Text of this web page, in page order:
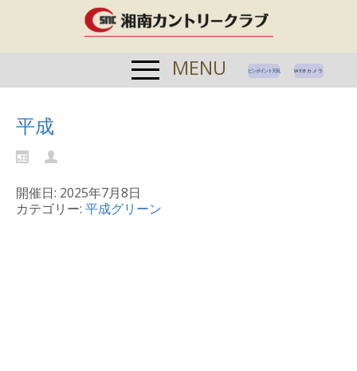
ピンポイント天気 WEBカメラ
MENU
平成
開催日: 2025年7月8日
カテゴリー: 平成グリーン